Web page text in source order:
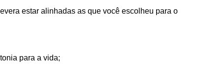
estar alinhadas as que você escolheu para o
para a vida;